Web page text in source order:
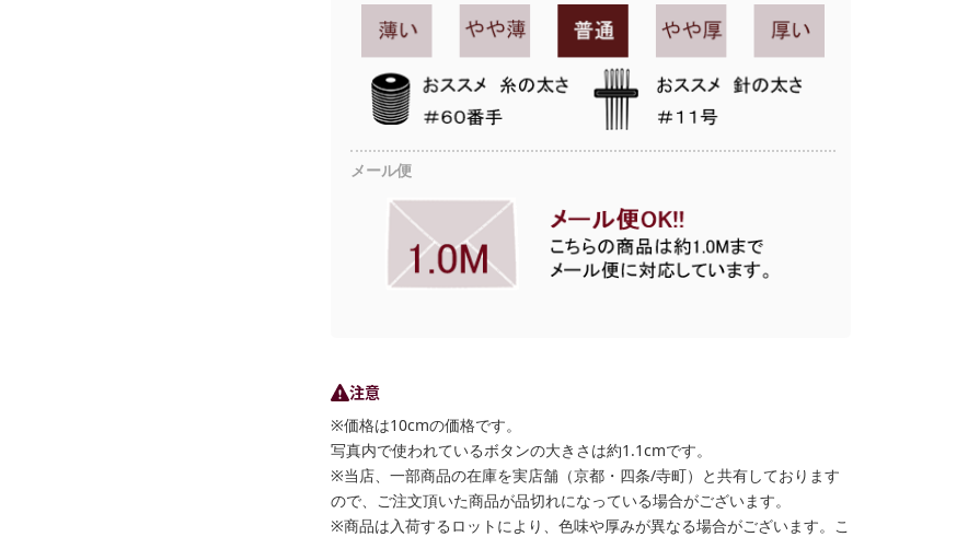
メール便
注意
※価格は10cmの価格です。
写真内で使われているボタンの大きさは約1.1cmです。
※当店、一部商品の在庫を実店舗（京都・四条/寺町）と共有しております
ので、ご注文頂いた商品が品切れになっている場合がございます。
※商品は入荷するロットにより、色味や厚みが異なる場合がございます。こ